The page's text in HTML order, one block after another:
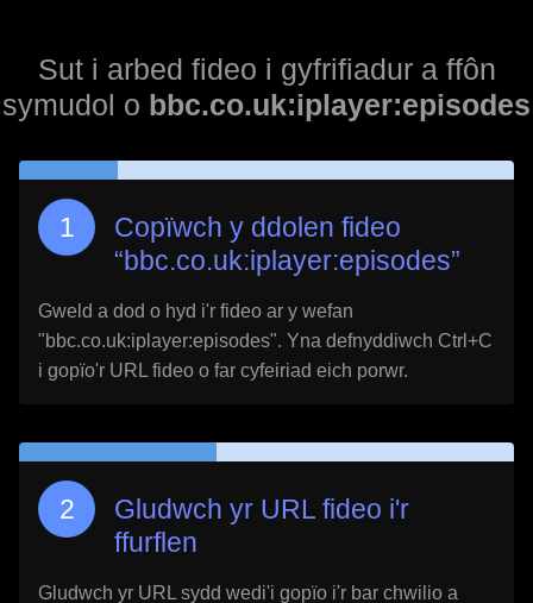
Sut i arbed fideo i gyfrifiadur a ffôn
symudol o bbc.co.uk:iplayer:episodes
Copïwch y ddolen fideo
“bbc.co.uk:iplayer:episodes”
Gweld a dod o hyd i'r fideo ar y wefan
"bbc.co.uk:iplayer:episodes". Yna defnyddiwch Ctrl+C
i gopïo'r URL fideo o far cyfeiriad eich porwr.
Gludwch yr URL fideo i'r
ffurflen
Gludwch yr URL sydd wedi'i gopïo i'r bar chwilio a